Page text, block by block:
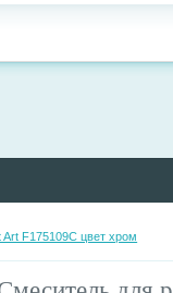
F175109C цвет хром